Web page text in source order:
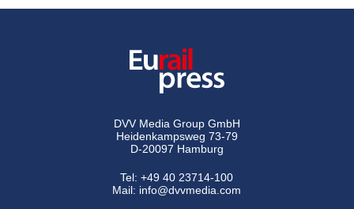
DVV Media Group GmbH
Heidenkampsweg 73-79
D-20097 Hamburg
Tel:+49 40 23714-100
Mail: info@dvvmedia.com